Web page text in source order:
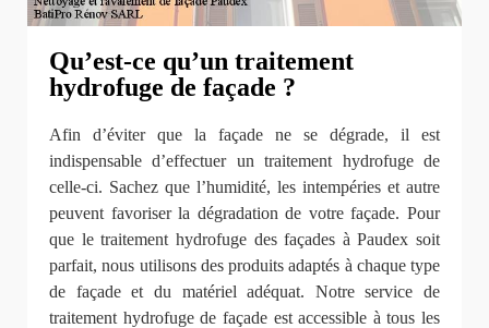
Qu’est-ce qu’un traitement
hydrofuge de façade ?
Afin d’éviter que la façade ne se dégrade, il est
indispensable d’effectuer un traitement hydrofuge de
celle-ci. Sachez que l’humidité, les intempéries et autre
peuvent favoriser la dégradation de votre façade. Pour
que le traitement hydrofuge des façades à Paudex soit
parfait, nous utilisons des produits adaptés à chaque type
de façade et du matériel adéquat. Notre service de
traitement hydrofuge de façade est accessible à tous les